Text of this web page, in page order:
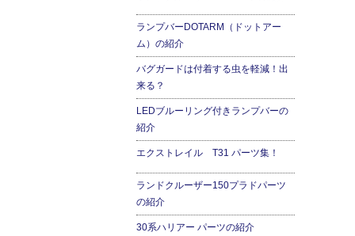
ランプバーDOTARM（ドットアー
ム）の紹介
バグガードは付着する虫を軽減！出
来る？
LEDブルーリング付きランプバーの
紹介
エクストレイル T31 パーツ集！
ランドクルーザー150プラドパーツ
の紹介
30系ハリアー パーツの紹介